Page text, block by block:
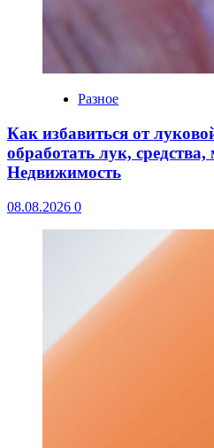
Разное
Как избавиться от
обработать лук,
Недвижимость
08.08.2026 0